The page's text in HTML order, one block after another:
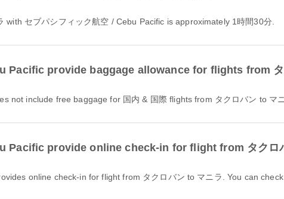
with セブパシフィック航空 / Cebu Pacific is approximately 1時間30分.
Pacific provide baggage allowance for flights from
not include free baggage for 国内 & 国際 flights from タクロバン to
Pacific provide online check-in for flight from タクロ
online check-in for flight from タクロバン to マニラ. You can